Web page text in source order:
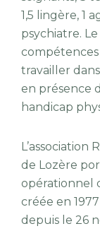
1,5 lingère, 1
psychiatre.
compétences
travailler
en présence
handicap
L’association
de Lozère
opérationnel
créée en
depuis le 26